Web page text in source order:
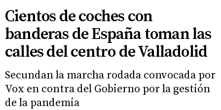
Cientos de coches con
banderas de España toman las
calles del centro de Valladolid
Secundan la marcha rodada convocada por
Vox en contra del Gobierno por la gestión
de la pandemia